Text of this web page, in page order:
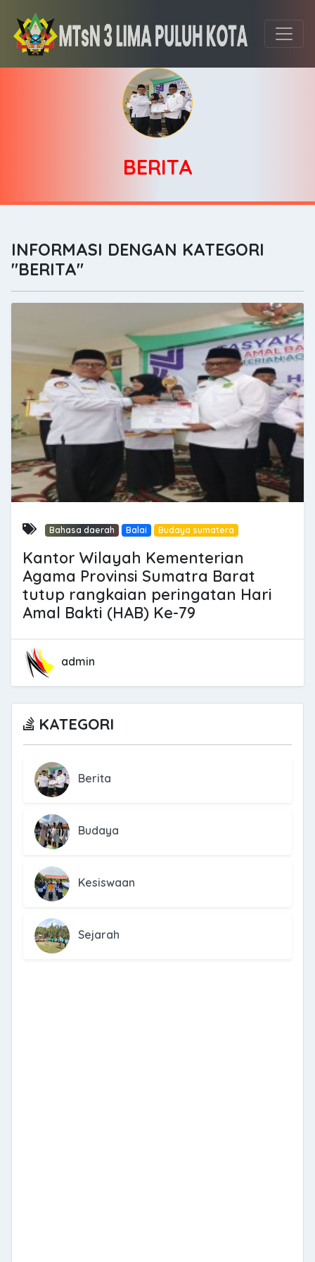
BERITA
INFORMASI DENGAN KATEGORI
"BERITA"
Bahasa daerah Balai Budaya sumatera
Kantor Wilayah Kementerian
Agama Provinsi Sumatra Barat
tutup rangkaian peringatan Hari
Amal Bakti (HAB) Ke-79
admin
KATEGORI
Berita
Budaya
Kesiswaan
Sejarah